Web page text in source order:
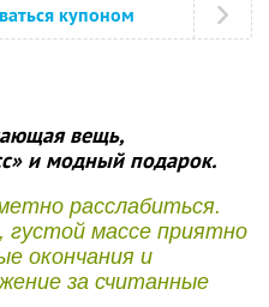
купоном
вещь,
и модный подарок.
расслабиться.
густой массе приятно
окончания и
за считанные